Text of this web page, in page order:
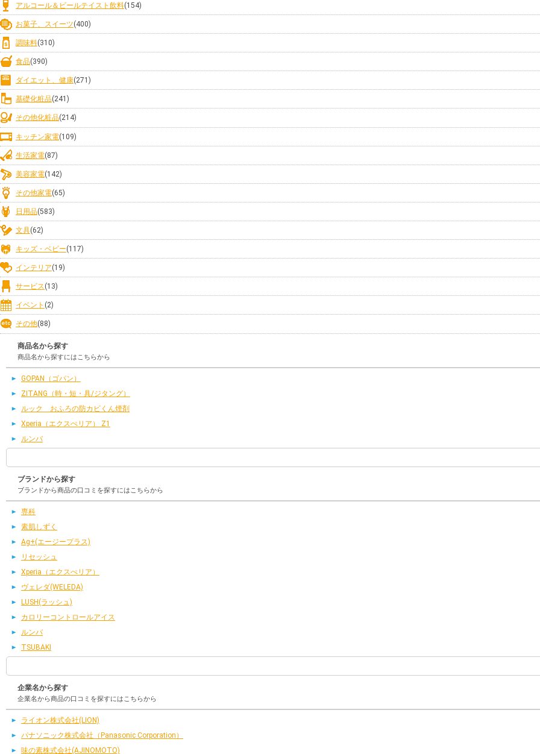
アルコール＆ビールテイスト飲料(154)
お菓子、スイーツ(400)
調味料(310)
食品(390)
ダイエット、健康(271)
基礎化粧品(241)
その他化粧品(214)
キッチン家電(109)
生活家電(87)
美容家電(142)
その他家電(65)
日用品(583)
文具(62)
キッズ・ベビー(117)
インテリア(19)
サービス(13)
イベント (2)
その他(88)
商品名から探す
商品名から探すにはこちらから
GOPAN（ゴパン）
ZITANG（時・短・具/ジタング）
ルック おふろの防カビくん煙剤
Xperia（エクスぺリア） Z1
ルンバ
ブランドから探す
ブランドから商品の口コミを探すにはこちらから
専科
素肌しずく
Ag+(エージープラス)
リセッシュ
Xperia（エクスぺリア）
ヴェレダ(WELEDA)
LUSH(ラッシュ)
カロリーコントロールアイス
ルンバ
TSUBAKI
企業名から探す
企業名から商品の口コミを探すにはこちらから
ライオン株式会社(LION)
パナソニック株式会社（Panasonic Corporation）
味の素株式会社(AJINOMOTO)